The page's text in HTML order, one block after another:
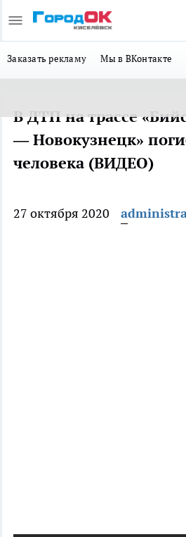
Заказать рекламу Мы в ВКонтакте
В ДТП на трассе
— Новокузнецк»
человека (ВИДЕО)
27 октября 2020